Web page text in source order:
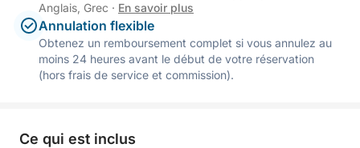
Anglais, Grec · En savoir plus
Annulation flexible
Obtenez un remboursement complet si vous annulez au
moins 24 heures avant le début de votre réservation
(hors frais de service et commission).
Ce qui est inclus